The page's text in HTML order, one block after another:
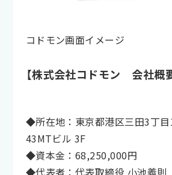
コドモン画面イメージ
【株式会社コドモン 会社概
◆所在地：東京都港区三田3丁
43MTビル 3F
◆資本金：68,250,000円
◆代表者：代表取締役 小池義則